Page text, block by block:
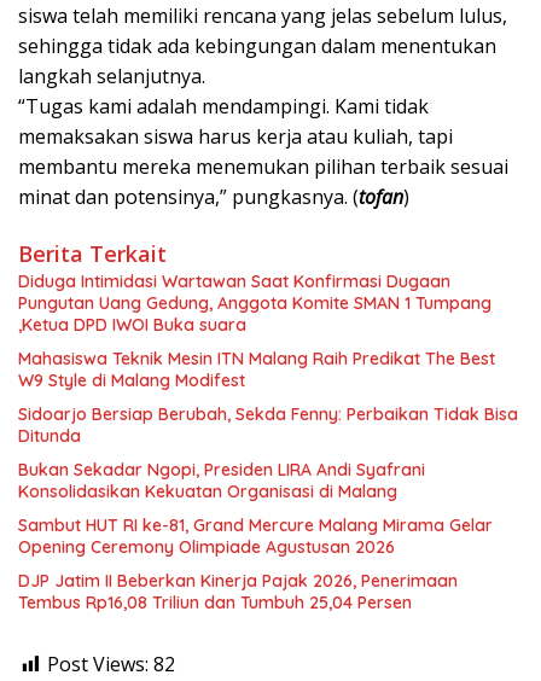
siswa telah memiliki rencana yang jelas sebelum lulus,
sehingga tidak ada kebingungan dalam menentukan
langkah selanjutnya.
“Tugas kami adalah mendampingi. Kami tidak
memaksakan siswa harus kerja atau kuliah, tapi
membantu mereka menemukan pilihan terbaik sesuai
minat dan potensinya,” pungkasnya. (tofan)
Berita Terkait
Diduga Intimidasi Wartawan Saat Konfirmasi Dugaan
Pungutan Uang Gedung, Anggota Komite SMAN 1 Tumpang
,Ketua DPD IWOI Buka suara
Mahasiswa Teknik Mesin ITN Malang Raih Predikat The Best
W9 Style di Malang Modifest
Sidoarjo Bersiap Berubah, Sekda Fenny: Perbaikan Tidak Bisa
Ditunda
Bukan Sekadar Ngopi, Presiden LIRA Andi Syafrani
Konsolidasikan Kekuatan Organisasi di Malang
Sambut HUT RI ke-81, Grand Mercure Malang Mirama Gelar
Opening Ceremony Olimpiade Agustusan 2026
DJP Jatim II Beberkan Kinerja Pajak 2026, Penerimaan
Tembus Rp16,08 Triliun dan Tumbuh 25,04 Persen
Post Views: 82